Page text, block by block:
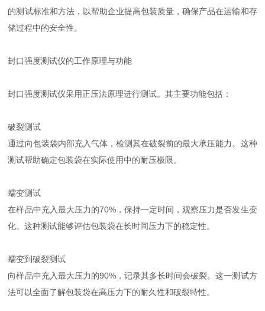
的测试标准和方法，以帮助企业提高包装质量，确保产品在运输和存
储过程中的安全性。
封口强度测试仪的工作原理与功能
封口强度测试仪采用正压法原理进行测试。其主要功能包括：
破裂测试
通过向包装袋内部充入气体，检测其在破裂前的最大承压能力。这种
测试帮助确定包装袋在实际使用中的耐压极限。
蠕变测试
在样品中充入最大压力的70%，保持一定时间，观察压力是否发生变
化。这种测试能够评估包装袋在长时间压力下的稳定性。
蠕变到破裂测试
向样品中充入最大压力的90%，记录其多长时间会破裂。这一测试方
法可以全面了解包装袋在高压力下的耐久性和破裂特性。